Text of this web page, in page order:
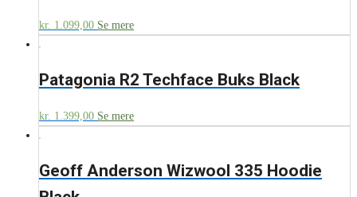
kr. 1.099,00 Se mere
Patagonia R2 Techface Buks Black
kr. 1.399,00 Se mere
Geoff Anderson Wizwool 335 Hoodie